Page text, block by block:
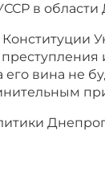
в
вина не